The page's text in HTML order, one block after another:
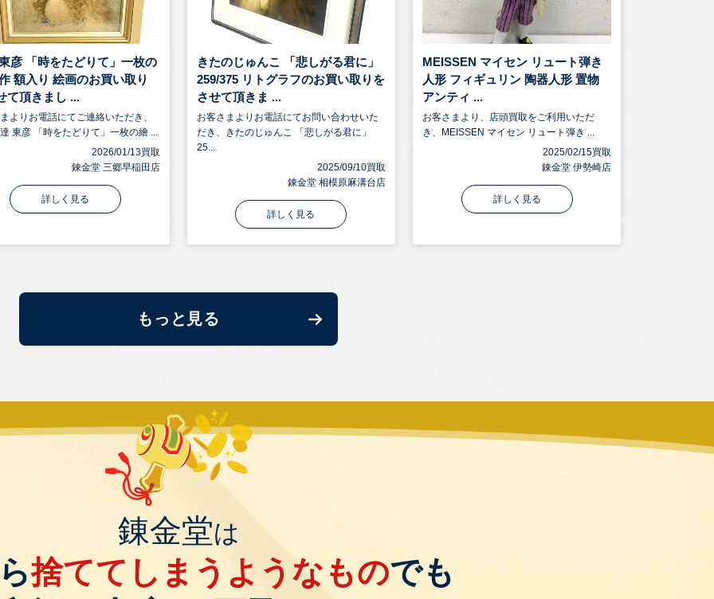
彦 「時をたどりて」一枚の
額入り 絵画のお買い取り
て頂きまし ...
よりお電話にてご連絡いただき、
東彦 「時をたどりて」一枚の繪 ...
2026/01/13買取
錬金堂 三郷早稲田店
詳しく見る
きたのじゅんこ 「悲しがる君に」
259/375 リトグラフのお買い取りを
させて頂きま ...
お客さまよりお電話にてお問い合わせいた
だき、きたのじゅんこ 「悲しがる君に」
25...
2025/09/10買取
錬金堂 相模原麻溝台店
詳しく見る
MEISSEN マイセン リュート弾き
人形 フィギュリン 陶器人形 置物
アンティ ...
お客さまより、店頭買取をご利用いただ
き、MEISSEN マイセン リュート弾き ...
2025/02/15買取
錬金堂 伊勢崎店
詳しく見る
もっと見る
錬金堂は
捨ててしまうようなものでも